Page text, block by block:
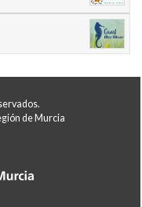
de Murcia